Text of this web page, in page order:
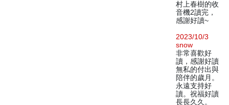
村上春樹的收
音機2讀完，
感謝好讀~
2023/10/3
snow
非常喜歡好
讀，感謝好讀
無私的付出與
陪伴的歲月。
永遠支持好
讀。祝福好讀
長長久久。